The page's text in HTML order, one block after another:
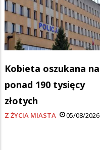
Kobieta oszukana na
ponad 190 tysięcy
złotych
Z ŻYCIA MIASTA 05/08/2026